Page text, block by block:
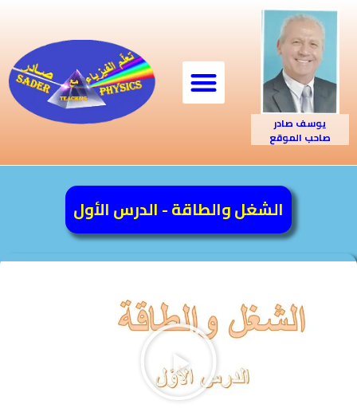
يوسف صادر
صاحب الموقع
الشغل والطاقة - الدرس الأول